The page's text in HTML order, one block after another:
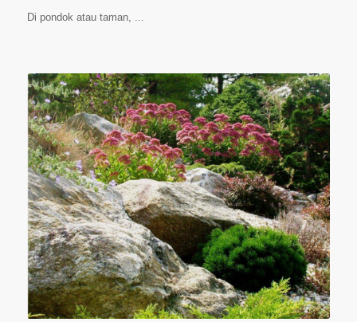
Di pondok atau taman, ...